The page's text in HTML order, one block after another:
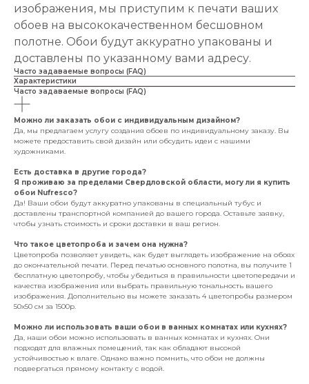
изображения, мы приступим к печати ваших
обоев на высококачественном бесшовном
полотне. Обои будут аккуратно упакованы и
доставлены по указанному вами адресу.
Часто задаваемые вопросы (FAQ)
Характеристики
Часто задаваемые вопросы (FAQ)
Можно ли заказать обои с индивидуальным дизайном?
Да, мы предлагаем услугу создания обоев по индивидуальному заказу. Вы
можете предоставить свой дизайн или обсудить идеи с нашими
художниками.
Есть доставка в другие города?
Я проживаю за пределами Свердловской области, могу ли я купить
обои Nufresco?
Да! Ваши обои будут аккуратно упакованы в специальный тубус и
доставлены транспортной компанией до вашего города. Оставьте заявку,
чтобы узнать стоимость и сроки доставки в ваш регион.
Что такое цветопроба и зачем она нужна?
Цветопроба позволяет увидеть, как будет выглядеть изображение на обоях
до окончательной печати. Перед печатью основного полотна, вы получите 1
бесплатную цветопробу, чтобы убедиться в правильности цветопередачи и
качества изображения или выбрать правильную тональность вашего
изображения. Дополнительно вы можете заказать 4 цветопробы размером
50х50 см за 1500р.
Можно ли использовать ваши обои в ванных комнатах или кухнях?
Да, наши обои можно использовать в ванных комнатах и кухнях. Они
подходят для влажных помещений, так как обладают высокой
устойчивостью к влаге. Однако важно помнить, что обои не должны
подвергаться прямому контакту с водой.